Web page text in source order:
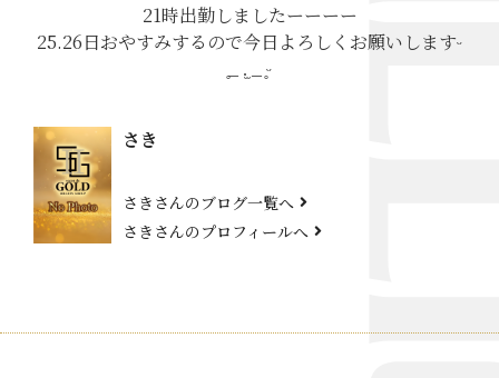
21時出勤しましたーーーー
25.26日おやすみするので今日よろしくお願いしますᵕ
̥_ .̫ _ ̥ᵕ
さき
さきさんのブログ一覧へ
さきさんのプロフィールへ